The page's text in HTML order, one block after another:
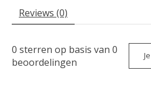
Reviews (0)
0 sterren op basis van 0
beoordelingen